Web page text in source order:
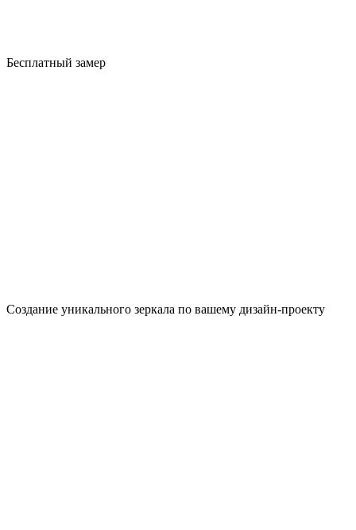
Бесплатный замер
Создание уникального зеркала по вашему дизайн-проекту